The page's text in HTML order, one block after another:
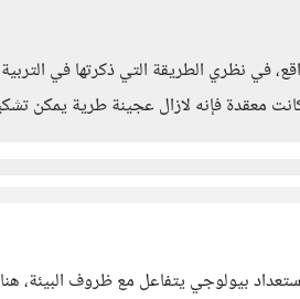
في نظري الطريقة التي ذكرتها في
بيولوجي يتفاعل مع ظروف البيئة،